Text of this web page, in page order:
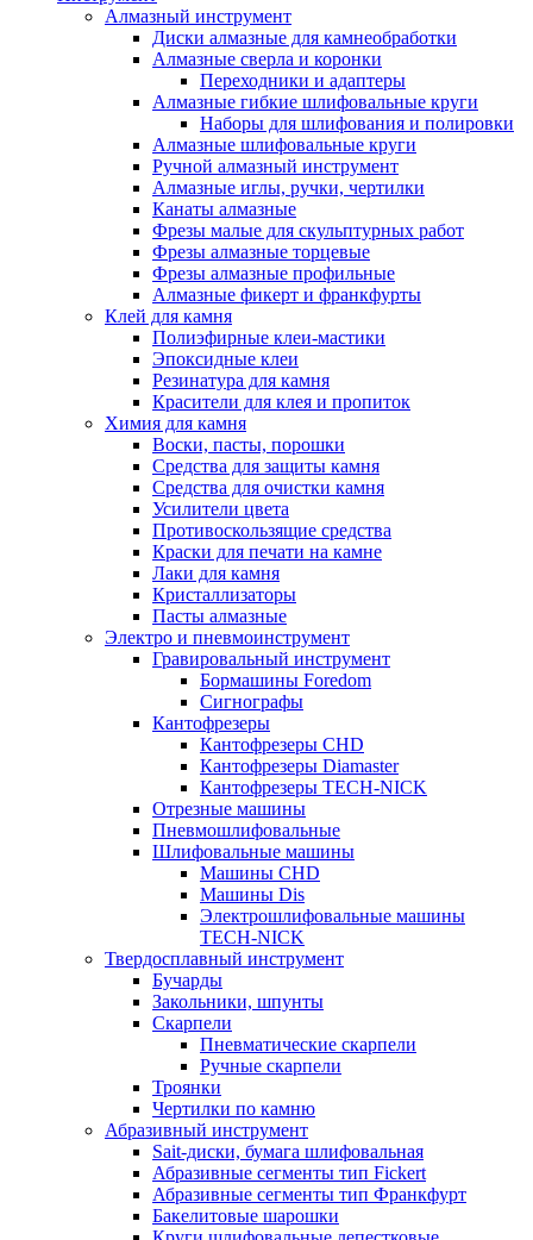
Алмазный инструмент
Диски алмазные для камнеобработки
Алмазные сверла и коронки
Переходники и адаптеры
Алмазные гибкие шлифовальные круги
Наборы для шлифования и полировки
Алмазные шлифовальные круги
Ручной алмазный инструмент
Алмазные иглы, ручки, чертилки
Канаты алмазные
Фрезы малые для скульптурных работ
Фрезы алмазные торцевые
Фрезы алмазные профильные
Алмазные фикерт и франкфурты
Клей для камня
Полиэфирные клеи-мастики
Эпоксидные клеи
Резинатура для камня
Красители для клея и пропиток
Химия для камня
Воски, пасты, порошки
Средства для защиты камня
Средства для очистки камня
Усилители цвета
Противоскользящие средства
Краски для печати на камне
Лаки для камня
Кристаллизаторы
Пасты алмазные
Электро и пневмоинструмент
Гравировальный инструмент
Бормашины Foredom
Сигнографы
Кантофрезеры
Кантофрезеры CHD
Кантофрезеры Diamaster
Кантофрезеры TECH-NICK
Отрезные машины
Пневмошлифовальные
Шлифовальные машины
Машины CHD
Машины Dis
Электрошлифовальные машины
TECH-NICK
Твердосплавный инструмент
Бучарды
Закольники, шпунты
Скарпели
Пневматические скарпели
Ручные скарпели
Троянки
Чертилки по камню
Абразивный инструмент
Sait-диски, бумага шлифовальная
Абразивные сегменты тип Fickert
Абразивные сегменты тип Франкфурт
Бакелитовые шарошки